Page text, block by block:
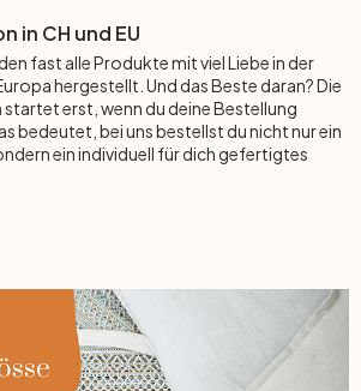
in CH und EU
fast alle Produkte mit viel Liebe in der
hergestellt. Und das Beste daran? Die
erst, wenn du deine Bestellung
bedeutet, bei uns bestellst du nicht nur ein
ein individuell für dich gefertigtes